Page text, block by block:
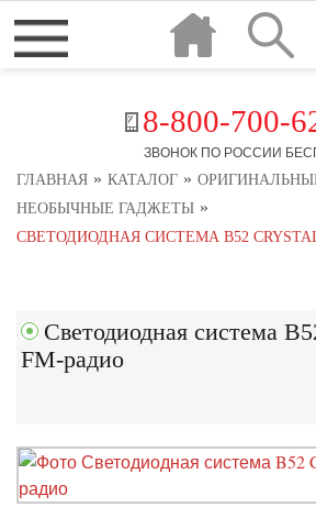
8-800-700-
ЗВОНОК ПО РОССИИ
ГЛАВНАЯ » КАТАЛОГ »
НЕОБЫЧНЫЕ ГАДЖЕТЫ »
СВЕТОДИОДНАЯ СИСТЕМА B52
Светодиодная система
FM-радио